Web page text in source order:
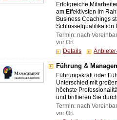
Erfolgreiche
am Effektivsten im
Business Coachings
Schlüsselqualifikation
Termin: nach
vor Ort
Details
Führung &
Führungskraft oder
Unterschied mit
höchste
und brillieren Sie
Termin: nach
vor Ort